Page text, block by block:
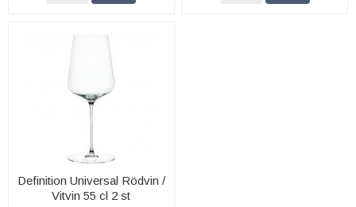
Definition Universal Rödvin /
Vitvin 55 cl 2 st